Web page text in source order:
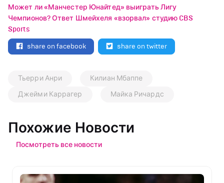
Может ли «Манчестер Юнайтед» выиграть Лигу
Чемпионов? Ответ Шмейхеля «взорвал» студию CBS
Sports
share on facebook
share on twitter
Тьерри Анри
Килиан Мбаппе
Джейми Каррагер
Майка Ричардс
Похожие Новости
Посмотреть все новости